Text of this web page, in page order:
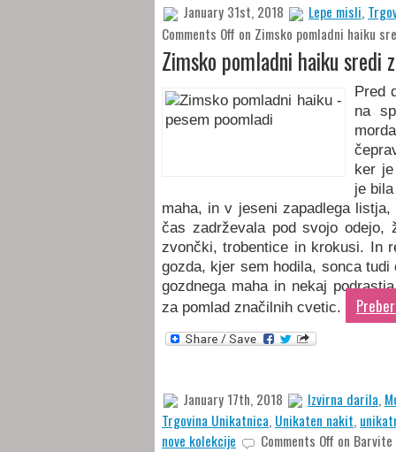
January 31st, 2018 Lepe misli,
Comments Off on Zimsko pomladni haiku
Zimsko pomladni haiku sredi
Pred
na
ker
je
maha, in v jeseni zapadlega
čas zadrževala pod svojo odejo,
zvončki, trobentice in krokusi. In
gozda, kjer sem hodila, sonca
gozdnega maha in nekaj
za pomlad značilnih cvetic.
January 17th, 2018 Izvirna darila,
Trgovina Unikatnica, Unikaten nakit,
nove kolekcije
Comments Off on